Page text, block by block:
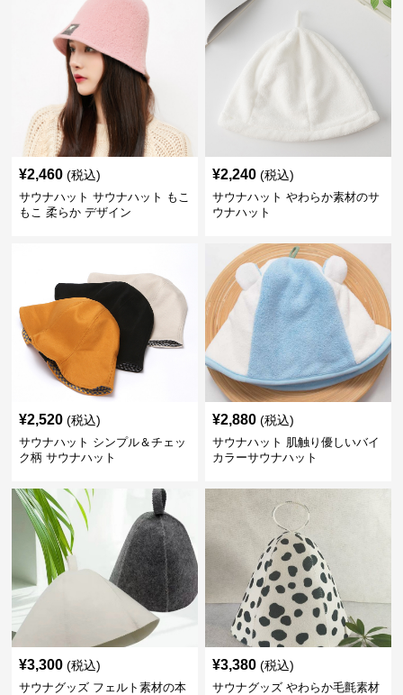
¥2,460 (税込)
サウナハット サウナハット もこ
もこ 柔らか デザイン
¥2,240 (税込)
サウナハット やわらか素材のサ
ウナハット
¥2,520 (税込)
サウナハット シンプル＆チェッ
ク柄 サウナハット
¥2,880 (税込)
サウナハット 肌触り優しいバイ
カラーサウナハット
¥3,300 (税込)
サウナグッズ フェルト素材の本
¥3,380 (税込)
サウナグッズ やわらか毛氈素材